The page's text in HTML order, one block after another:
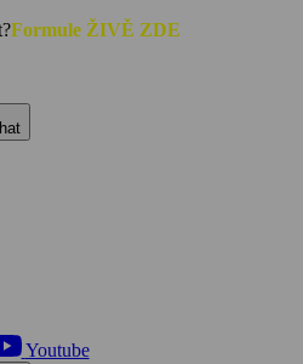
Formule ŽIVĚ ZDE
Youtube